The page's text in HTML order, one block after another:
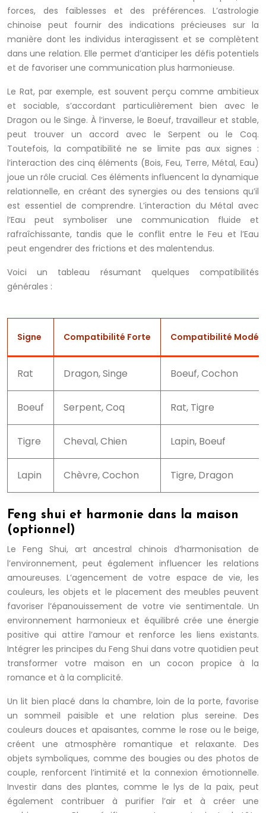
forces, des faiblesses et des préférences. L’astrologie
chinoise peut fournir des indications précieuses sur la
manière dont les individus interagissent et se complètent
dans une relation. Elle permet d’anticiper les défis potentiels
et de favoriser une communication plus harmonieuse.
Le Rat, par exemple, est souvent perçu comme ambitieux
et sociable, s’accordant particulièrement bien avec le
Dragon ou le Singe. À l’inverse, le Boeuf, travailleur et stable,
peut trouver un accord avec le Serpent ou le Coq.
Toutefois, la compatibilité ne se limite pas aux signes :
l’interaction des cinq éléments (Bois, Feu, Terre, Métal, Eau)
joue un rôle crucial. Ces éléments influencent la dynamique
relationnelle, en créant des synergies ou des tensions qu’il
est essentiel de comprendre. L’interaction du Métal avec
l’Eau peut symboliser une communication fluide et
rafraîchissante, tandis que le conflit entre le Feu et l’Eau
peut engendrer des frictions et des malentendus.
Voici un tableau résumant quelques compatibilités
générales :
Signe Compatibilité Forte Compatibilité
Rat Dragon, Singe Boeuf, Cochon
Boeuf Serpent, Coq Rat, Tigre
Tigre Cheval, Chien Lapin, Boeuf
Lapin Chèvre, Cochon Tigre, Dragon
Feng shui et harmonie dans la maison
(optionnel)
Le Feng Shui, art ancestral chinois d’harmonisation de
l’environnement, peut également influencer les relations
amoureuses. L’agencement de votre espace de vie, les
couleurs, les objets et le placement des meubles peuvent
favoriser l’épanouissement de votre vie sentimentale. Un
environnement harmonieux et équilibré crée une énergie
positive qui attire l’amour et renforce les liens existants.
Intégrer les principes du Feng Shui dans votre quotidien peut
transformer votre maison en un cocon propice à la
romance et à la complicité.
Un lit bien placé dans la chambre, loin de la porte, favorise
un sommeil paisible et une relation plus sereine. Des
couleurs douces et apaisantes, comme le rose ou le beige,
créent une atmosphère romantique et relaxante. Des
objets symboliques, comme des bougies ou des photos de
couple, renforcent l’intimité et la connexion émotionnelle.
Investir dans des plantes, comme le lys de la paix, peut
également contribuer à purifier l’air et à créer une